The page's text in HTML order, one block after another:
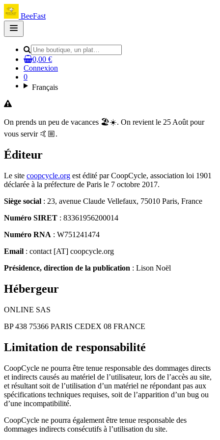
BeeFast
Open
main
0,00 €
Connexion
0
Français
On prends un peu de vacances 🏖️☀️. On revient le 25 Août pour
vous servir 🤙🏼.
Éditeur
Le site coopcycle.org est édité par CoopCycle, association loi 1901
déclarée à la préfecture de Paris le 7 octobre 2017.
Siège social : 23, avenue Claude Vellefaux, 75010 Paris, France
Numéro SIRET : 83361956200014
Numéro RNA : W751241474
Email : contact [AT] coopcycle.org
Présidence, direction de la publication : Lison Noël
Hébergeur
ONLINE SAS
BP 438 75366 PARIS CEDEX 08 FRANCE
Limitation de responsabilité
CoopCycle ne pourra être tenue responsable des dommages directs
et indirects causés au matériel de l’utilisateur, lors de l’accès au site,
et résultant soit de l’utilisation d’un matériel ne répondant pas aux
spécifications techniques requises, soit de l’apparition d’un bug ou
d’une incompatibilité.
CoopCycle ne pourra également être tenue responsable des
dommages indirects consécutifs à l’utilisation du site.